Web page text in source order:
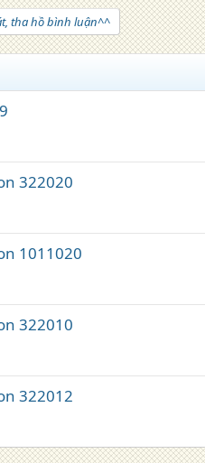
tha hồ bình luận^^
322020
1011020
322010
322012